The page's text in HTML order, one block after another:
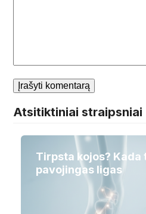
Atsitiktiniai straipsniai
Tirpsta kojos? Kada
pavojingas ligas